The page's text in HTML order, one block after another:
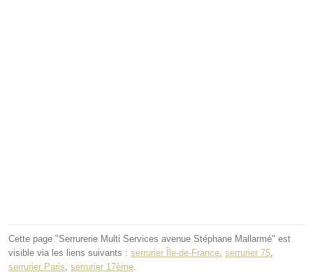
Cette page "Serrurerie Multi Services avenue Stéphane Mallarmé" est
visible via les liens suivants : serrurier Île-de-France, serrurier 75,
serrurier Paris, serrurier 17ème.